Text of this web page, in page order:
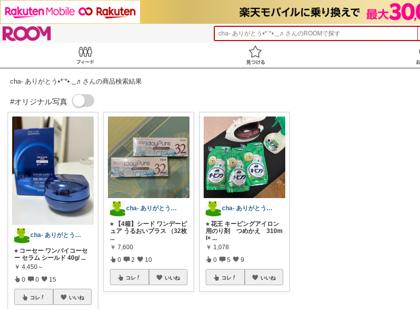
cha- ありがとう•*¨*•.¸¸♬︎ さんのROOMで探す
cha- ありがとう•*¨*•.¸¸♬︎さんの商品検索結果
#オリジナル写真
cha- ありがとう•*¨*•.¸¸♬︎
⭐︎ コーセー ワンバイコーセ
ー セラム シールド 40g/ ...
￥ 4,450～
0 0 15
コレ いいね
cha- ありがとう•*¨*•.¸¸♬︎
⭐︎ 【4箱】シード ワンデーピ
ュア うるおいプラス （32枚
...
￥ 7,600
0 2 10
コレ いいね
cha- ありがとう•*¨*•.¸¸♬︎
⭐︎ 花王 キーピングアイロン
用のり剤 つめかえ 310m
l× ...
￥ 1,078
0 5 9
コレ いいね